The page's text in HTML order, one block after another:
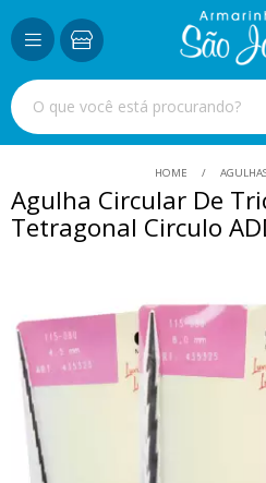
HOME
Agulha Circular De
Tetragonal Circulo